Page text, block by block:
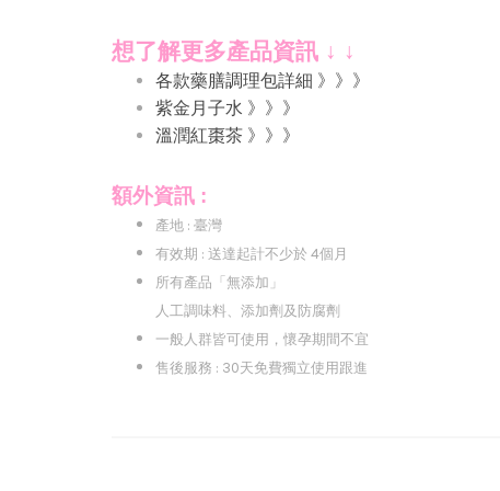
想了解更多產品資訊 ↓ ↓
各款藥膳調理包詳細 》》》
紫金月子水 》》》
溫潤紅棗茶 》》》
額外資訊 :
產地 : 臺灣
有效期 : 送達起計不少於 4個月
所有產品「無添加」
人工調味料、添加劑及防腐劑
一般人群皆可使用，懷孕期間不宜
售後服務 : 30天免費獨立使用跟進